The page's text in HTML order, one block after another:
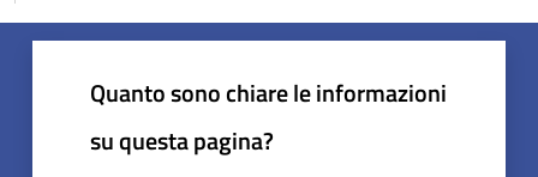
Quanto sono chiare le informazioni
su questa pagina?